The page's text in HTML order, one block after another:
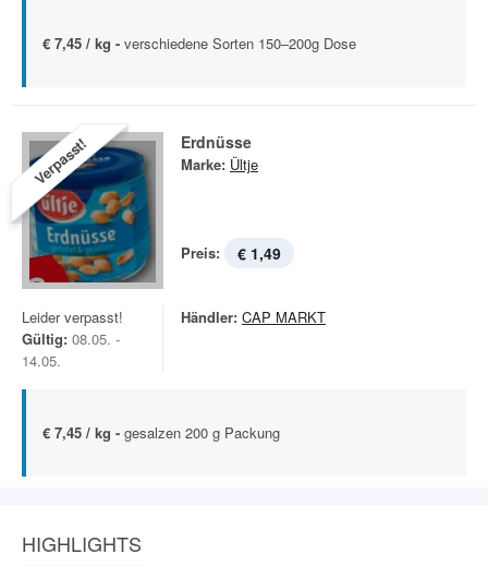
€ 7,45 / kg - verschiedene Sorten 150–200g Dose
Verpasst! Erdnüsse
Marke: Ültje
Preis: € 1,49
Leider verpasst!
Gültig: 08.05. -
14.05.
Händler: CAP MARKT
€ 7,45 / kg - gesalzen 200 g Packung
HIGHLIGHTS